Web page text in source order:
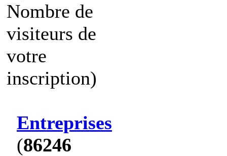
Nombre de
visiteurs de
votre
inscription)
Entreprises
(86246